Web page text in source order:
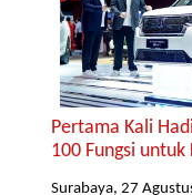
Pertama Kali
100 Fungsi
Surabaya, 27